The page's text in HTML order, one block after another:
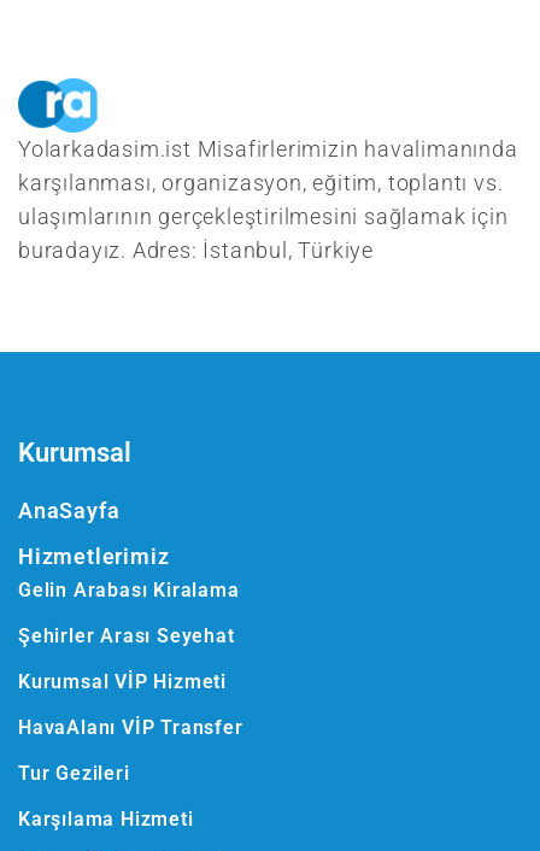
Yolarkadasim.ist Misafirlerimizin havalimanında
karşılanması, organizasyon, eğitim, toplantı vs.
ulaşımlarının gerçekleştirilmesini sağlamak için
buradayız. Adres: İstanbul, Türkiye
Kurumsal
AnaSayfa
Hizmetlerimiz
Gelin Arabası Kiralama
Şehirler Arası Seyehat
Kurumsal VİP Hizmeti
HavaAlanı VİP Transfer
Tur Gezileri
Karşılama Hizmeti